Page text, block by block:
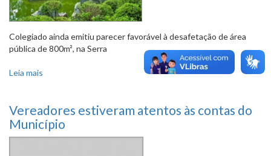
Colegiado ainda emitiu parecer favorável à desafetação de área
pública de 800m², na Serra
Leia mais sobre PL que proíbe cobrança por fotografias e filmagens
Vereadores estiveram atentos às contas do
Município